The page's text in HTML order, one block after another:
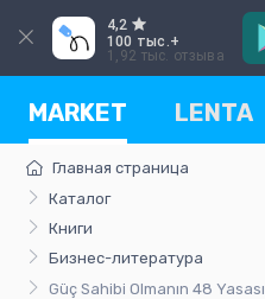
4,2
100 тыс.+
1,92 тыс. отзыва
MARKET LENTA
Главная страница
Каталог
Книги
Бизнес-литература
Güç Sahibi Olmanın 48 Yasası